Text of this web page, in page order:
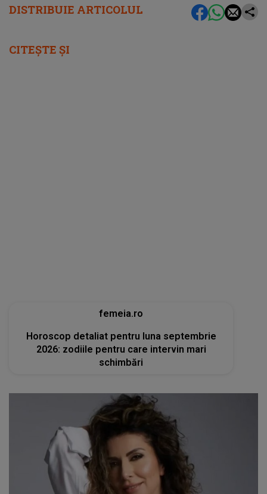
DISTRIBUIE ARTICOLUL
CITEȘTE ȘI
tvmania.libertatea.ro
Cum arată Carmen Brumă la 49 de ani, deși a
mâncat desert zilnic în vacanță: «Nu e noroc!»
[FOTO]